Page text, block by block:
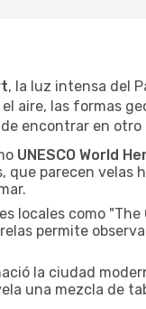
, la luz intensa del
aire, las formas
encontrar en otro
UNESCO World
que parecen
locales como
permite
la ciudad
una mezcla de